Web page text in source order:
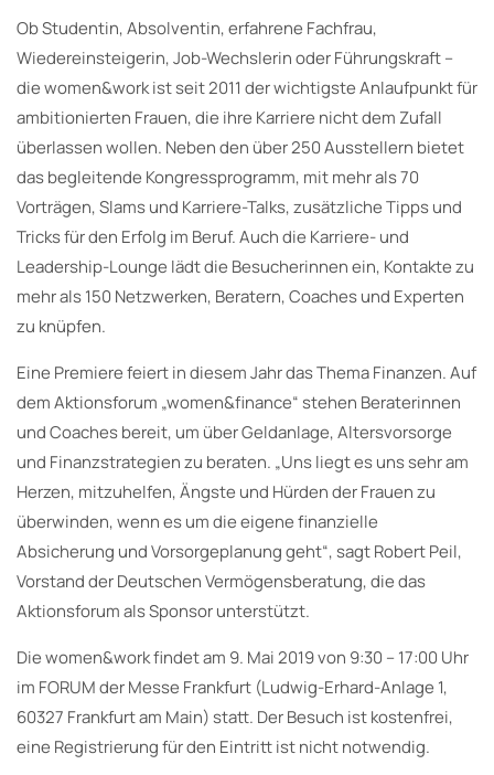
Ob Studentin, Absolventin, erfahrene Fachfrau,
Wiedereinsteigerin, Job-Wechslerin oder Führungskraft –
die women&work ist seit 2011 der wichtigste Anlaufpunkt für
ambitionierten Frauen, die ihre Karriere nicht dem Zufall
überlassen wollen. Neben den über 250 Ausstellern bietet
das begleitende Kongressprogramm, mit mehr als 70
Vorträgen, Slams und Karriere-Talks, zusätzliche Tipps und
Tricks für den Erfolg im Beruf. Auch die Karriere- und
Leadership-Lounge lädt die Besucherinnen ein, Kontakte zu
mehr als 150 Netzwerken, Beratern, Coaches und Experten
zu knüpfen.
Eine Premiere feiert in diesem Jahr das Thema Finanzen. Auf
dem Aktionsforum „women&finance“ stehen Beraterinnen
und Coaches bereit, um über Geldanlage, Altersvorsorge
und Finanzstrategien zu beraten. „Uns liegt es uns sehr am
Herzen, mitzuhelfen, Ängste und Hürden der Frauen zu
überwinden, wenn es um die eigene finanzielle
Absicherung und Vorsorgeplanung geht“, sagt Robert Peil,
Vorstand der Deutschen Vermögensberatung, die das
Aktionsforum als Sponsor unterstützt.
Die women&work findet am 9. Mai 2019 von 9:30 – 17:00 Uhr
im FORUM der Messe Frankfurt (Ludwig-Erhard-Anlage 1,
60327 Frankfurt am Main) statt. Der Besuch ist kostenfrei,
eine Registrierung für den Eintritt ist nicht notwendig.